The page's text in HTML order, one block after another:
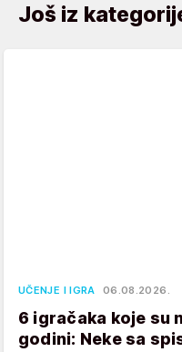
Još iz
UČENJE I IGRA 06.08.2026.
6 igračaka koje su
godini: Neke sa